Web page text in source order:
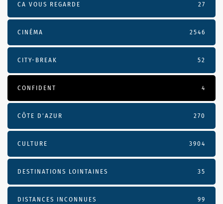
CA VOUS REGARDE 27
CINÉMA 2546
CITY-BREAK 52
CONFIDENT 4
CÔTE D’AZUR 270
CULTURE 3904
DESTINATIONS LOINTAINES 35
DISTANCES INCONNUES 99